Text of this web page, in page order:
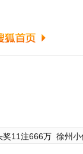
奖11注666万 徐州